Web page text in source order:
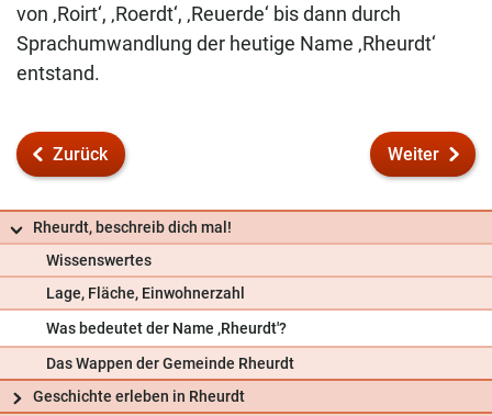
von ‚Roirt‘, ‚Roerdt‘, ‚Reuerde‘ bis dann durch
Sprachumwandlung der heutige Name ‚Rheurdt‘
entstand.
Zurück Weiter
Rheurdt, beschreib dich mal!
Wissenswertes
Lage, Fläche, Einwohnerzahl
Was bedeutet der Name ‚Rheurdt'?
Das Wappen der Gemeinde Rheurdt
Geschichte erleben in Rheurdt
Frag uns